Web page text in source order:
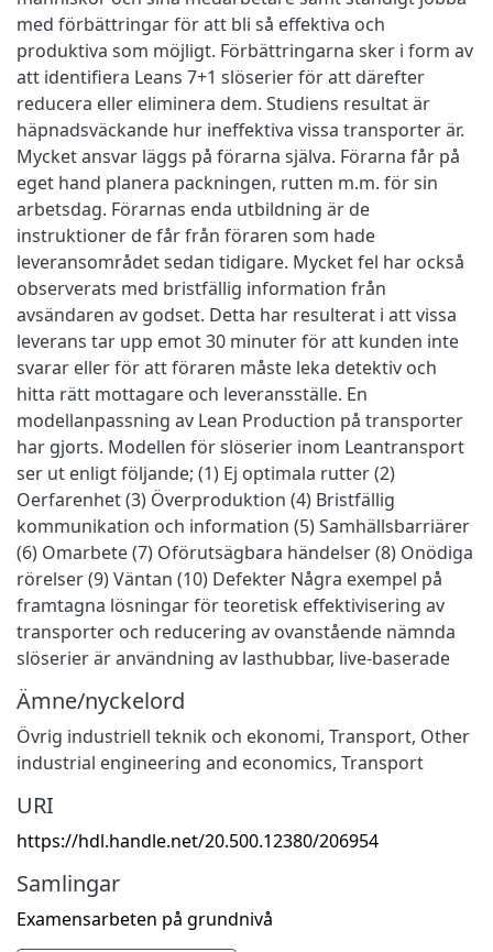
med förbättringar för att bli så effektiva och
produktiva som möjligt. Förbättringarna sker i form av
att identifiera Leans 7+1 slöserier för att därefter
reducera eller eliminera dem. Studiens resultat är
häpnadsväckande hur ineffektiva vissa transporter är.
Mycket ansvar läggs på förarna själva. Förarna får på
eget hand planera packningen, rutten m.m. för sin
arbetsdag. Förarnas enda utbildning är de
instruktioner de får från föraren som hade
leveransområdet sedan tidigare. Mycket fel har också
observerats med bristfällig information från
avsändaren av godset. Detta har resulterat i att vissa
leverans tar upp emot 30 minuter för att kunden inte
svarar eller för att föraren måste leka detektiv och
hitta rätt mottagare och leveransställe. En
modellanpassning av Lean Production på transporter
har gjorts. Modellen för slöserier inom Leantransport
ser ut enligt följande; (1) Ej optimala rutter (2)
Oerfarenhet (3) Överproduktion (4) Bristfällig
kommunikation och information (5) Samhällsbarriärer
(6) Omarbete (7) Oförutsägbara händelser (8) Onödiga
rörelser (9) Väntan (10) Defekter Några exempel på
framtagna lösningar för teoretisk effektivisering av
transporter och reducering av ovanstående nämnda
slöserier är användning av lasthubbar, live-baserade
Ämne/nyckelord
Övrig industriell teknik och ekonomi, Transport, Other
industrial engineering and economics, Transport
URI
https://hdl.handle.net/20.500.12380/206954
Samlingar
Examensarbeten på grundnivå